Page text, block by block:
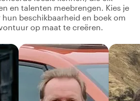
en talenten meebrengen. Kies je
beschikbaarheid en boek om
op maat te creëren.